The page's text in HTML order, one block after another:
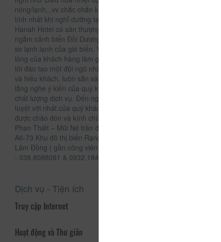
nóng/lạnh,..vv chắc chắn luôn làm vừa lòng du khách dù khó
tính nhất khi nghỉ dưỡng tại đây. Đặc biệt, tầng 7 khách sạn
Hanah Hotel có sân thượng thoáng mát, quý khách có thể
ngắm cảnh biển Đồi Dương rất thơ mộng, lý tưởng với khí trời
se lạnh lạnh của gió biển. Với phương châm luôn lấy sự hài
lòng của khách hàng làm giá trị tồn tại của khách sạn, chúng
tôi đào tạo một đội ngũ nhân viên chuyên nghiệp, yêu nghề
và hiếu khách, luôn sẵn sàng phục vụ quý khách 24/24, luôn
lắng nghe ý kiến của quý khách để hoàn thiện và nâng cao
chất lượng dịch vụ. Đến nghỉ dưỡng tại đây là sự lựa chọn
tuyệt vời nhất của quý khách. Hanah Hotel rất hân hạnh
được chào đón và kính chúc quý khách có chuyến du lịch
Phan Thiết – Mũi Né tràn đầy niềm vui và ý nghĩa. Địa chỉ :
A6-73 Khu đô thị biển Rạng Đông, phường Phú Thủy, tỉnh
Lâm Đồng ( gần công viên thể thao). Hotline: 0252.388.8881
- 038.8088081 & 0932.184468
Dịch vụ - Tiện ích
Truy cập Internet
Hoạt động và Thư giãn